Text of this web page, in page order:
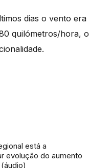
dias o vento era
quilómetros/hora, o
está a
evolução do aumento